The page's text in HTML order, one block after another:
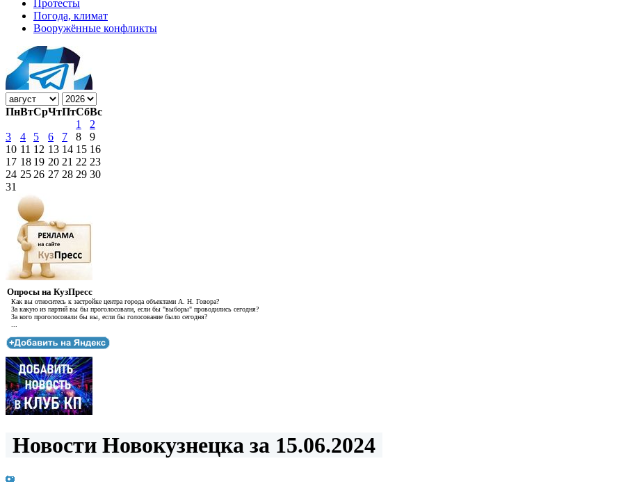
Протесты
Погода, климат
Вооружённые конфликты
ПнВтСрЧтПтСбВс
1
2
3
4 5 6 7 8
9
10 11 12 13 14 15 16
17 18 19 20 21 22 23
24 25 26 27 28 29 30
31
Опросы на КузПресс
Как вы относитесь к застройке центра города объектами А. Н. Говора?
За какую из партий вы бы проголосовали, если бы "выборы" проводились сегодня?
За кого проголосовали бы вы, если бы голосование было сегодня?
Новости Новокузнецка за 15.06.2024